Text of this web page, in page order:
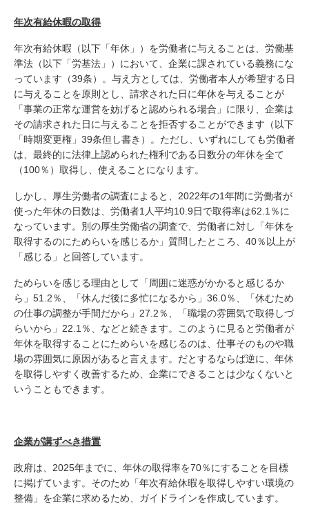
年次有給休暇の取得
年次有給休暇（以下「年休」）を労働者に与えることは、労働基
準法（以下「労基法」）において、企業に課されている義務にな
っています（39条）。与え方としては、労働者本人が希望する日
に与えることを原則とし、請求された日に年休を与えることが
「事業の正常な運営を妨げると認められる場合」に限り、企業は
その請求された日に与えることを拒否することができます（以下
「時期変更権」39条但し書き）。ただし、いずれにしても労働者
は、最終的に法律上認められた権利である日数分の年休を全て
（100％）取得し、使えることになります。
しかし、厚生労働者の調査によると、2022年の1年間に労働者が
使った年休の日数は、労働者1人平均10.9日で取得率は62.1％に
なっています。別の厚生労働省の調査で、労働者に対し「年休を
取得するのにためらいを感じるか」質問したところ、40％以上が
「感じる」と回答しています。
ためらいを感じる理由として「周囲に迷惑がかかると感じるか
ら」51.2％、「休んだ後に多忙になるから」36.0％、「休むため
の仕事の調整が手間だから」27.2％、「職場の雰囲気で取得しづ
らいから」22.1％、などと続きます。このように見ると労働者が
年休を取得することにためらいを感じるのは、仕事そのものや職
場の雰囲気に原因があると言えます。だとするならば逆に、年休
を取得しやすく改善するため、企業にできることは少なくないと
いうこともできます。
企業が講ずべき措置
政府は、2025年までに、年休の取得率を70％にすることを目標
に掲げています。そのため「年次有給休暇を取得しやすい環境の
整備」を企業に求めるため、ガイドラインを作成しています。